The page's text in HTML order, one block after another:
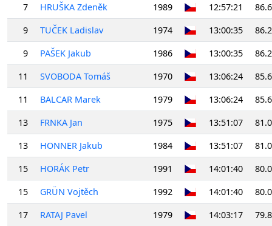
7
HRUŠKA Zdeněk 1989 12:57:21
9
TUČEK Ladislav 1974 13:00:35
9
PAŠEK Jakub 1986 13:00:35
11
SVOBODA Tomáš 1970 13:06:24
11
BALCAR Marek 1979 13:06:24
13
FRNKA Jan 1975 13:51:07
13
HONNER Jakub 1984 13:51:07
15
HORÁK Petr 1991 14:01:40
15
GRÜN Vojtěch 1992 14:01:40
17
RATAJ Pavel 1979 14:03:17